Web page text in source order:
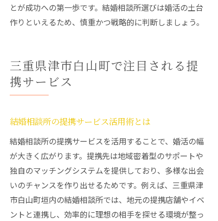
とが成功への第一歩です。結婚相談所選びは婚活の土台
作りといえるため、慎重かつ戦略的に判断しましょう。
三重県津市白山町で注目される提
携サービス
結婚相談所の提携サービス活用術とは
結婚相談所の提携サービスを活用することで、婚活の幅
が大きく広がります。提携先は地域密着型のサポートや
独自のマッチングシステムを提供しており、多様な出会
いのチャンスを作り出せるためです。例えば、三重県津
市白山町垣内の結婚相談所では、地元の提携店舗やイベ
ントと連携し、効率的に理想の相手を探せる環境が整っ